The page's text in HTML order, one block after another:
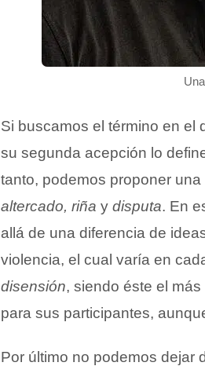
Si buscamos el término en el
su segunda acepción lo
tanto, podemos proponer
altercado, riña y disputa. En
allá de una diferencia de
violencia, el cual varía en
disensión, siendo éste el
para sus participantes,
Por último no podemos dejar